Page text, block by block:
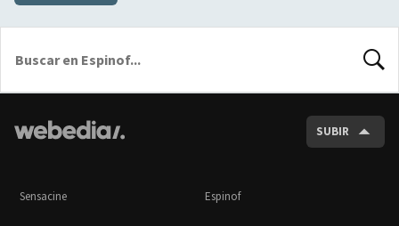
SUBIR
Sensacine Espinof